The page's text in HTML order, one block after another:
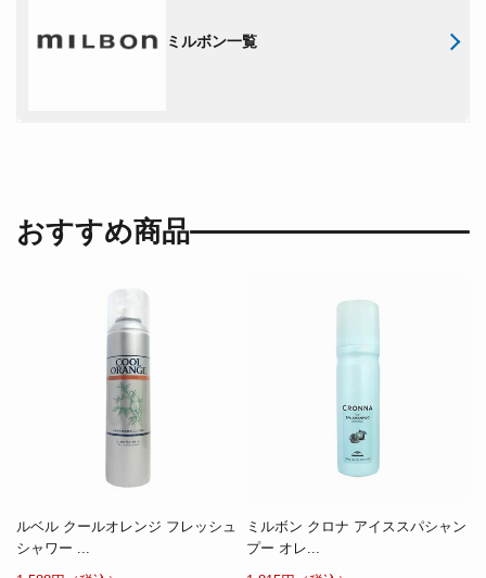
ミルボン一覧
おすすめ商品
ルベル クールオレンジ フレッシュ
シャワー ...
ミルボン クロナ アイススパシャン
プー オレ...